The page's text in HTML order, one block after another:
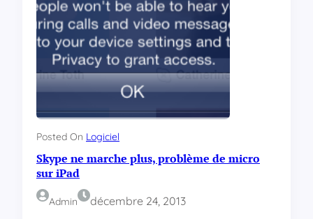
Posted On Logiciel
Skype ne marche plus, problème de micro
sur iPad
Admin
décembre 24, 2013